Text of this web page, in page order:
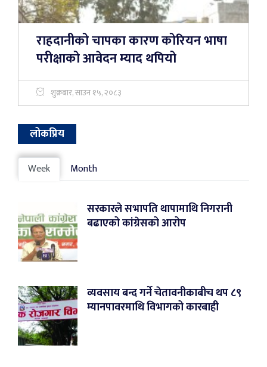
राहदानीको चापका कारण कोरियन भाषा
परीक्षाको आवेदन म्याद थपियो
शुक्रबार, साउन १५, २०८३
लोकप्रिय
Week Month
सरकारले सभापति थापामाथि निगरानी
बढाएको कांग्रेसको आरोप
व्यवसाय बन्द गर्ने चेतावनीकाबीच थप ८९
म्यानपावरमाथि विभागको कारबाही